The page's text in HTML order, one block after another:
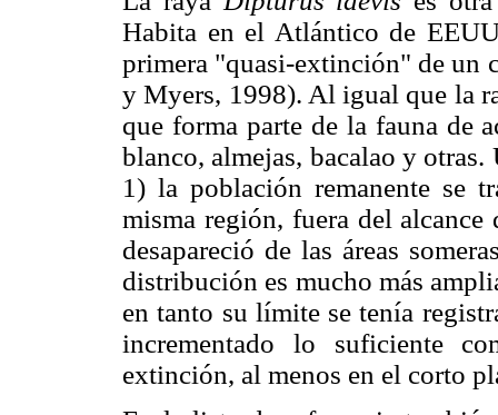
Habita en el Atlántico de
primera "quasi-extinción" de un
y Myers, 1998). Al igual que la
que forma parte de la fauna de
blanco, almejas, bacalao y
1) la población remanente se
misma región, fuera del alcance
desapareció de las áreas
distribución es mucho más
en tanto su límite se tenía
incrementado lo suficiente
extinción, al menos en el corto